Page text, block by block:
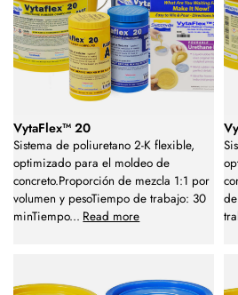
VytaFlex™ 20
Sistema de poliuretano 2-K flexible,
optimizado para el moldeo de
concreto.Proporción de mezcla 1:1 por
volumen y pesoTiempo de trabajo: 30
minTiempo... Read more